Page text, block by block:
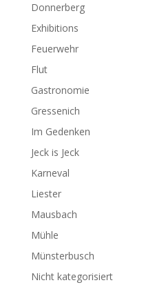
Donnerberg
Exhibitions
Feuerwehr
Flut
Gastronomie
Gressenich
Im Gedenken
Jeck is Jeck
Karneval
Liester
Mausbach
Mühle
Münsterbusch
Nicht kategorisiert